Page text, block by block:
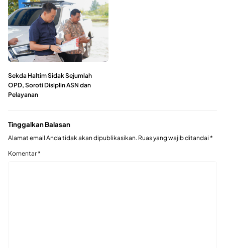
Sekda Haltim Sidak Sejumlah
OPD, Soroti Disiplin ASN dan
Pelayanan
Tinggalkan Balasan
Alamat email Anda tidak akan dipublikasikan. Ruas yang wajib ditandai *
Komentar*